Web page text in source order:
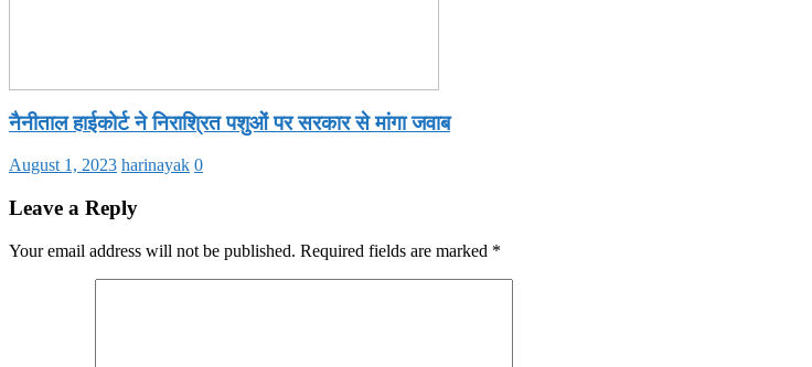
नैनीताल हाईकोर्ट ने निराश्रित पशुओं पर सरकार से मांगा जवाब
August 1, 2023 harinayak 0
Leave a Reply
Your email address will not be published. Required fields are marked *